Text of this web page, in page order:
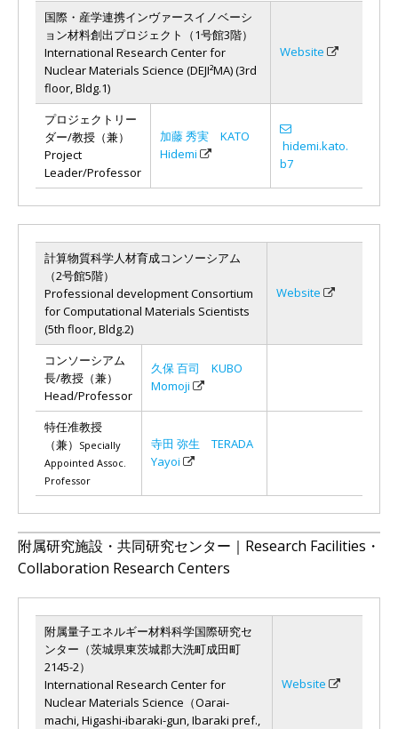
国際・産学連携インヴァースイノベーシ
ョン材料創出プロジェクト（1号館3階）
International Research Center for
Nuclear Materials Science (DEJI²MA) (3rd
floor, Bldg.1)
Website
プロジェクトリー
ダー/教授（兼）
Project
Leader/Professor
加藤 秀実 KATO
Hidemi
hidemi.kato.
b7
計算物質科学人材育成コンソーシアム
（2号館5階）
Professional development Consortium
for Computational Materials Scientists
(5th floor, Bldg.2)
Website
コンソーシアム
長/教授（兼）
Head/Professor
久保 百司 KUBO
Momoji
特任准教授
（兼） Specially
Appointed Assoc.
Professor
寺田 弥生 TERADA
Yayoi
附属研究施設・共同研究センター｜Research Facilities・
Collaboration Research Centers
附属量子エネルギー材料科学国際研究セ
ンター（茨城県東茨城郡大洗町成田町
2145-2）
International Research Center for
Nuclear Materials Science（Oarai-
machi, Higashi-ibaraki-gun, Ibaraki pref.,
Website